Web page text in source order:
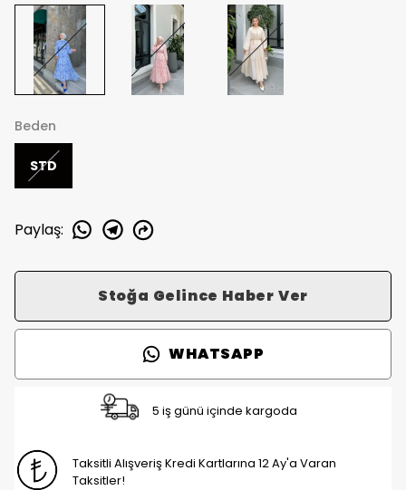
Beden
STD
Paylaş:
Stoğa Gelince Haber Ver
WHATSAPP
5 iş günü içinde kargoda
Taksitli Alışveriş Kredi Kartlarına 12 Ay'a Varan
Taksitler!